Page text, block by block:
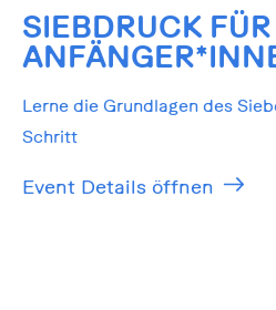
SIEBDRUCK FÜR
Lerne die Grundlagen des
Schritt
Event Details öffnen